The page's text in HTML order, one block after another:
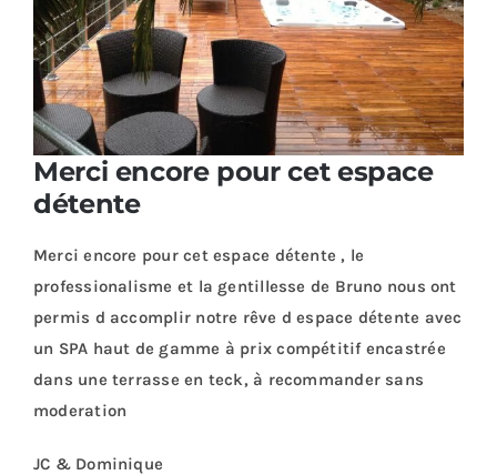
Plus
Merci encore pour cet espace
détente
Merci encore pour cet espace détente , le
professionalisme et la gentillesse de Bruno nous ont
permis d accomplir notre rêve d espace détente avec
un SPA haut de gamme à prix compétitif encastrée
dans une terrasse en teck, à recommander sans
moderation
JC & Dominique